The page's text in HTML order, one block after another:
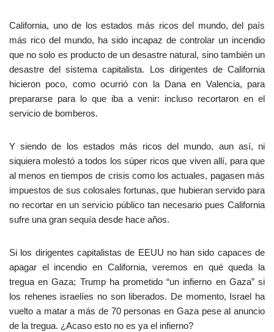
California, uno de los estados más ricos del mundo, del país
más rico del mundo, ha sido incapaz de controlar un incendio
que no solo es producto de un desastre natural, sino también un
desastre del sistema capitalista. Los dirigentes de California
hicieron poco, como ocurrió con la Dana en Valencia, para
prepararse para lo que iba a venir: incluso recortaron en el
servicio de bomberos.
Y siendo de los estados más ricos del mundo, aun así, ni
siquiera molestó a todos los súper ricos que viven allí, para que
al menos en tiempos de crisis como los actuales, pagasen más
impuestos de sus colosales fortunas, que hubieran servido para
no recortar en un servicio público tan necesario pues California
sufre una gran sequía desde hace años.
Si los dirigentes capitalistas de EEUU no han sido capaces de
apagar el incendio en California, veremos en qué queda la
tregua en Gaza; Trump ha prometido “un infierno en Gaza” si
los rehenes israelíes no son liberados. De momento, Israel ha
vuelto a matar a más de 70 personas en Gaza pese al anuncio
de la tregua. ¿Acaso esto no es ya el infierno?